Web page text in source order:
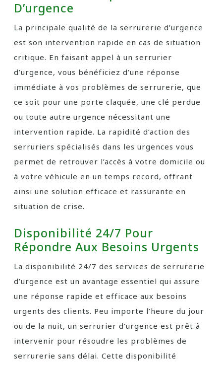
D’urgence
La principale qualité de la serrurerie d’urgence
est son intervention rapide en cas de situation
critique. En faisant appel à un serrurier
d’urgence, vous bénéficiez d’une réponse
immédiate à vos problèmes de serrurerie, que
ce soit pour une porte claquée, une clé perdue
ou toute autre urgence nécessitant une
intervention rapide. La rapidité d’action des
serruriers spécialisés dans les urgences vous
permet de retrouver l’accès à votre domicile ou
à votre véhicule en un temps record, offrant
ainsi une solution efficace et rassurante en
situation de crise.
Disponibilité 24/7 Pour
Répondre Aux Besoins Urgents
La disponibilité 24/7 des services de serrurerie
d’urgence est un avantage essentiel qui assure
une réponse rapide et efficace aux besoins
urgents des clients. Peu importe l’heure du jour
ou de la nuit, un serrurier d’urgence est prêt à
intervenir pour résoudre les problèmes de
serrurerie sans délai. Cette disponibilité